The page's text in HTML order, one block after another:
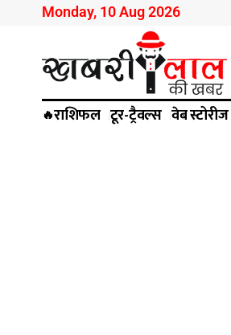
Monday, 10 Aug 2026
🔥राशिफल टूर-ट्रैवल्स वेब स्टोरीज